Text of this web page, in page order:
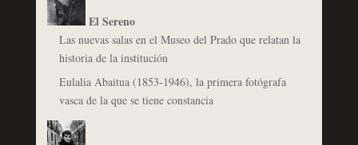
El Sereno
Las nuevas salas en el Museo del Prado que relatan la
historia de la institución
Eulalia Abaitua (1853-1946), la primera fotógrafa
vasca de la que se tiene constancia